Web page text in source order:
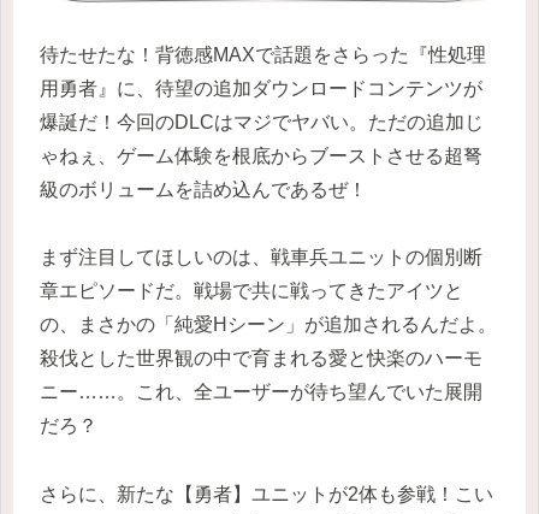
待たせたな！背徳感MAXで話題をさらった『性処理
用勇者』に、待望の追加ダウンロードコンテンツが
爆誕だ！今回のDLCはマジでヤバい。ただの追加じ
ゃねぇ、ゲーム体験を根底からブーストさせる超弩
級のボリュームを詰め込んであるぜ！
まず注目してほしいのは、戦車兵ユニットの個別断
章エピソードだ。戦場で共に戦ってきたアイツと
の、まさかの「純愛Hシーン」が追加されるんだよ。
殺伐とした世界観の中で育まれる愛と快楽のハーモ
ニー……。これ、全ユーザーが待ち望んでいた展開
だろ？
さらに、新たな【勇者】ユニットが2体も参戦！こい